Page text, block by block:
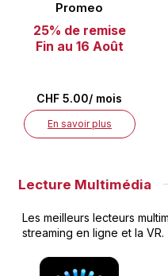
Promeo
25% de remise
Fin au 16 Août
CHF 5.00/ mois
En savoir plus
Lecture Multimédia
Les meilleurs lecteurs
streaming en ligne et la VR.